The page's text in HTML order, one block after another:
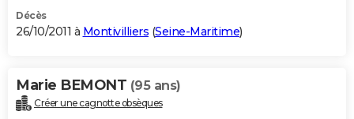
Décès
26/10/2011 à Montivilliers (Seine-Maritime)
Marie BEMONT (95 ans)
Créer une cagnotte obsèques